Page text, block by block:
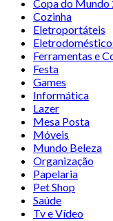
Copa do Mundo
Cozinha
Eletroportáteis
Ferramentas e
Festa
Games
Informática
Lazer
Mesa Posta
Móveis
Mundo Beleza
Organização
Papelaria
Pet Shop
Saúde
Tv e Vídeo